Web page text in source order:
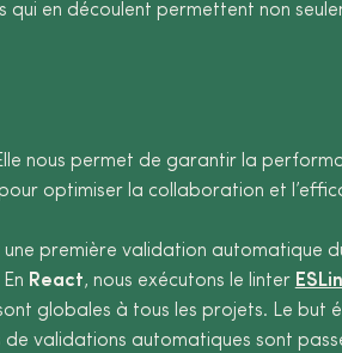
qui en découlent permettent non
nous permet de garantir la
optimiser la collaboration et
première validation automatique
React, nous exécutons le linter
globales à tous les projets. Le
validations automatiques sont